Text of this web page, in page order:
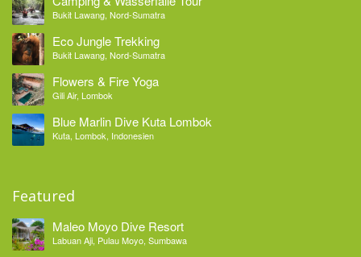
Bukit Lawang, Nord-Sumatra
Eco Jungle Trekking
Bukit Lawang, Nord-Sumatra
Flowers & Fire Yoga
Gili Air, Lombok
Blue Marlin Dive Kuta Lombok
Kuta, Lombok, Indonesien
Featured
Maleo Moyo Dive Resort
Labuan Aji, Pulau Moyo, Sumbawa